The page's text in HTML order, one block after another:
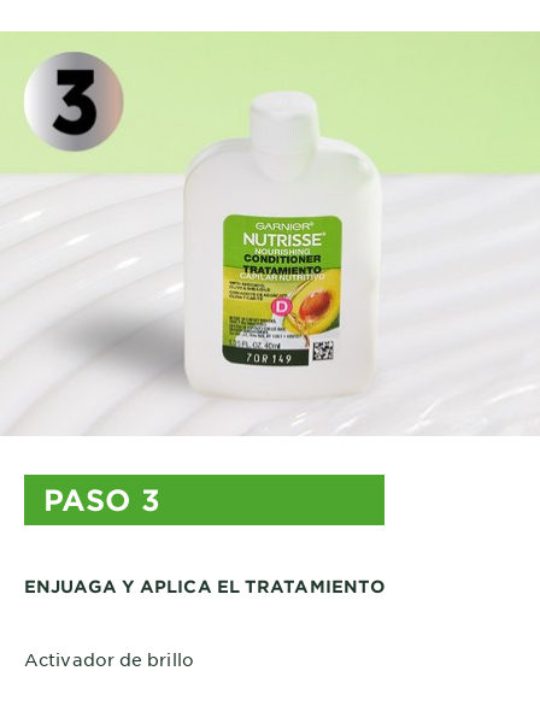
PASO 3
ENJUAGA Y APLICA EL TRATAMIENTO
Activador de brillo